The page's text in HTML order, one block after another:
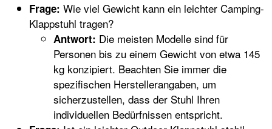
Frage: Wie viel Gewicht kann ein leichter Camping-
Klappstuhl tragen?
Antwort: Die meisten Modelle sind für
Personen bis zu einem Gewicht von etwa 145
kg konzipiert. Beachten Sie immer die
spezifischen Herstellerangaben, um
sicherzustellen, dass der Stuhl Ihren
individuellen Bedürfnissen entspricht.